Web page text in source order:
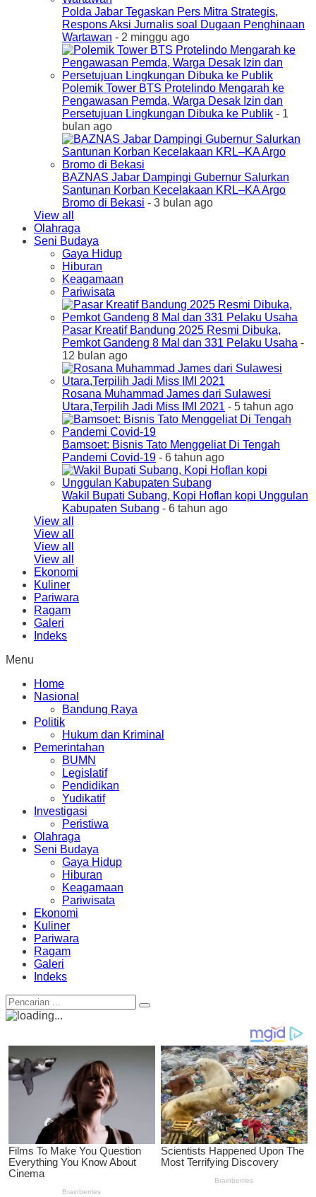
Polda Jabar Tegaskan Pers Mitra Strategis,
Respons Aksi Jurnalis soal Dugaan Penghinaan
Wartawan - 2 minggu ago
Polemik Tower BTS Protelindo Mengarah ke
Pengawasan Pemda, Warga Desak Izin dan
Persetujuan Lingkungan Dibuka ke Publik - 1
bulan ago
BAZNAS Jabar Dampingi Gubernur Salurkan
Santunan Korban Kecelakaan KRL–KA Argo
Bromo di Bekasi - 3 bulan ago
View all
Olahraga
Seni Budaya
Gaya Hidup
Hiburan
Keagamaan
Pariwisata
Pasar Kreatif Bandung 2025 Resmi Dibuka,
Pemkot Gandeng 8 Mal dan 331 Pelaku Usaha -
12 bulan ago
Rosana Muhammad James dari Sulawesi
Utara,Terpilih Jadi Miss IMI 2021 - 5 tahun ago
Bamsoet: Bisnis Tato Menggeliat Di Tengah
Pandemi Covid-19 - 6 tahun ago
Wakil Bupati Subang, Kopi Hoflan kopi Unggulan
Kabupaten Subang - 6 tahun ago
View all
View all
View all
View all
Ekonomi
Kuliner
Pariwara
Ragam
Galeri
Indeks
Menu
Home
Nasional
Bandung Raya
Politik
Hukum dan Kriminal
Pemerintahan
BUMN
Legislatif
Pendidikan
Yudikatif
Investigasi
Peristiwa
Olahraga
Seni Budaya
Gaya Hidup
Hiburan
Keagamaan
Pariwisata
Ekonomi
Kuliner
Pariwara
Ragam
Galeri
Indeks